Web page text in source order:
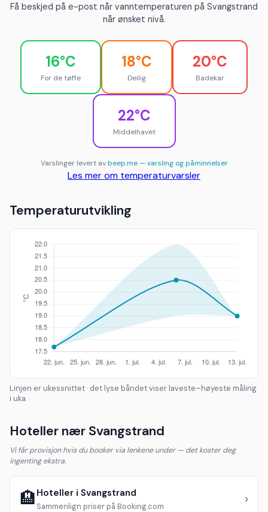
Få beskjed på e-post når vanntemperaturen på Svangstrand
når ønsket nivå.
16°C
For de tøffe
18°C
Deilig
20°C
Badekar
22°C
Middelhavet
Varslinger levert avbeep.me — varsling og påminnelser
Les mer om temperaturvarsler
Temperaturutvikling
Linjen er ukessnittet · det lyse båndet viser laveste–høyeste måling
i uka.
Hoteller nær Svangstrand
Vi får provisjon hvis du booker via lenkene under — det koster deg
ingenting ekstra.
🏨 Hoteller i Svangstrand
Sammenlign priser på Booking.com ›